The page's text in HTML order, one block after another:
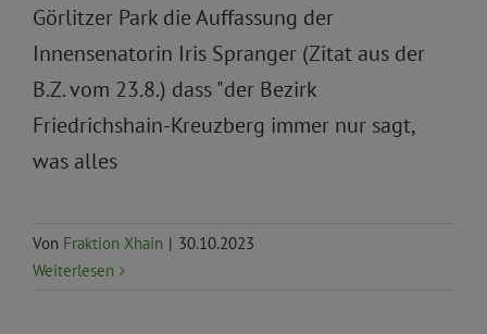
Görlitzer Park die Auffassung der
Innensenatorin Iris Spranger (Zitat aus der
B.Z. vom 23.8.) dass "der Bezirk
Friedrichshain-Kreuzberg immer nur sagt,
was alles
Von Fraktion Xhain | 30.10.2023
Weiterlesen